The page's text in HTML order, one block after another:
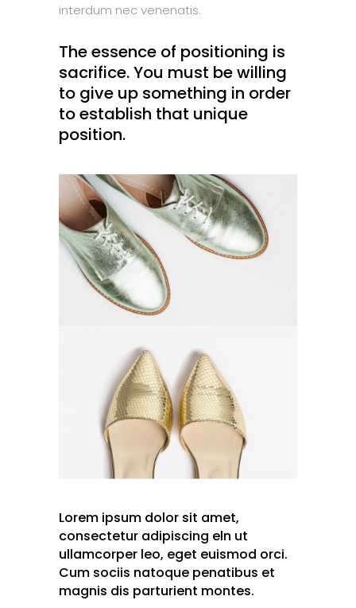
interdum nec venenatis.
The essence of positioning is
sacrifice. You must be willing
to give up something in order
to establish that unique
position.
Lorem ipsum dolor sit amet,
consectetur adipiscing eln ut
ullamcorper leo, eget euismod orci.
Cum sociis natoque penatibus et
magnis dis parturient montes.